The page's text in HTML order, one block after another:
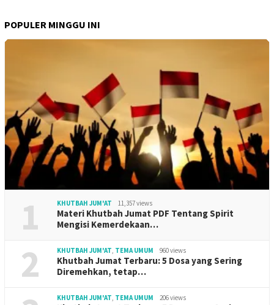
POPULER MINGGU INI
1 KHUTBAH JUM'AT 11,357 views
Materi Khutbah Jumat PDF Tentang Spirit
Mengisi Kemerdekaan…
2 KHUTBAH JUM'AT, TEMA UMUM 960 views
Khutbah Jumat Terbaru: 5 Dosa yang Sering
Diremehkan, tetap…
KHUTBAH JUM'AT, TEMA UMUM 206 views